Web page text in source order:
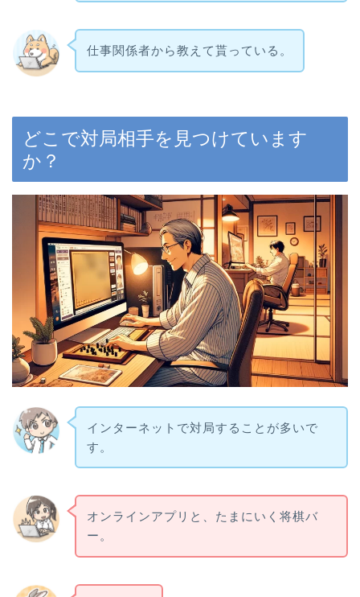
仕事関係者から教えて貰っている。
どこで対局相手を見つけています
か？
インターネットで対局することが多いで
す。
オンラインアプリと、たまにいく将棋バ
ー。